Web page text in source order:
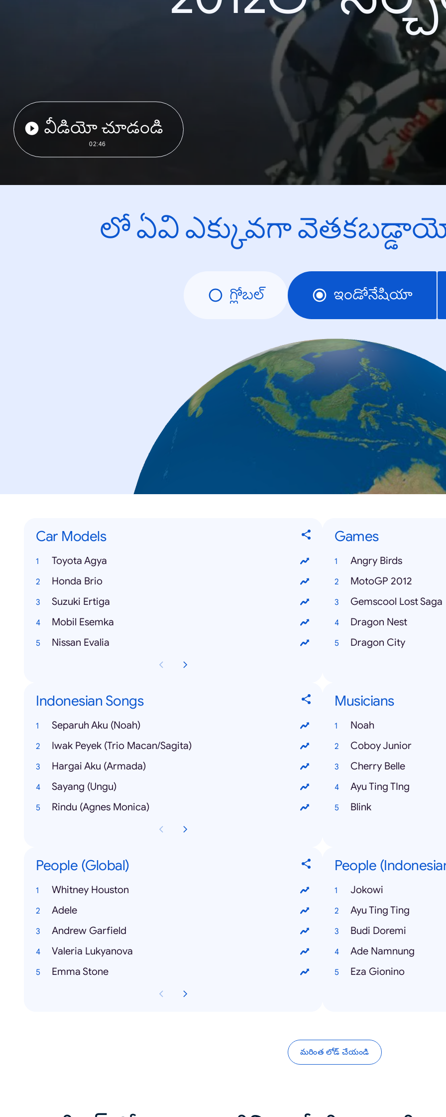
వీడియో చూడండి
02:46
లో ఏవి ఎక్కువగా
గ్లోబల్ ఇండోనేషియా
Car Models
Toyota Agya
Honda Brio
Suzuki Ertiga
Mobil Esemka
Nissan Evalia
Games
Angry Birds
MotoGP 2012
Gemscool Lost Saga
Dragon Nest
Dragon City
Indonesian Songs
Separuh Aku (Noah)
Iwak Peyek (Trio Macan/Sagita)
Hargai Aku (Armada)
Sayang (Ungu)
Rindu (Agnes Monica)
Musicians
Noah
Coboy Junior
Cherry Belle
Ayu Ting TIng
Blink
People (Global)
Whitney Houston
Adele
Andrew Garfield
Valeria Lukyanova
Emma Stone
People
Jokowi
Ayu Ting Ting
Budi Doremi
Ade Namnung
Eza Gionino
మరింత లోడ్ చేయండి